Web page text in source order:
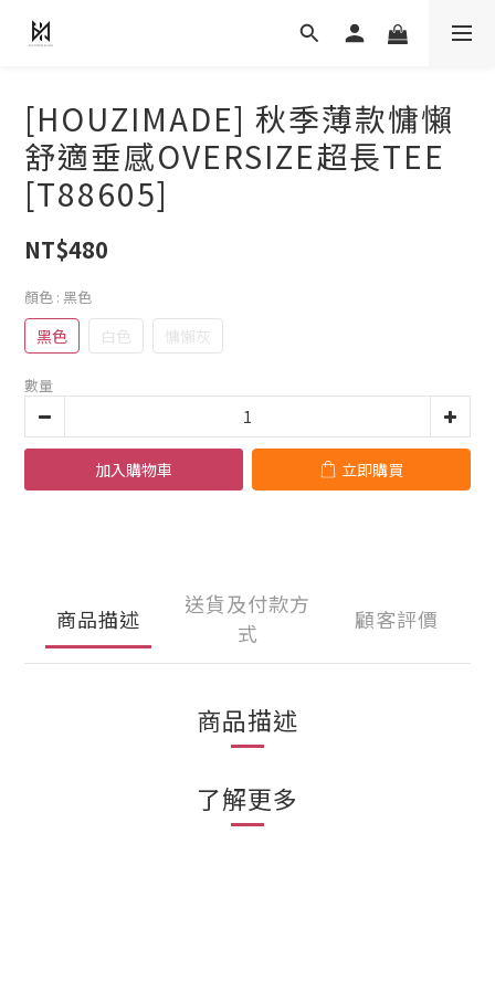
[HOUZIMADE] 秋季薄款慵懶
舒適垂感OVERSIZE超長TEE
[T88605]
NT$480
顏色 : 黑色
黑色 白色 慵懶灰
數量
加入購物車 立即購買
商品描述
送貨及付款方
式
顧客評價
商品描述
了解更多